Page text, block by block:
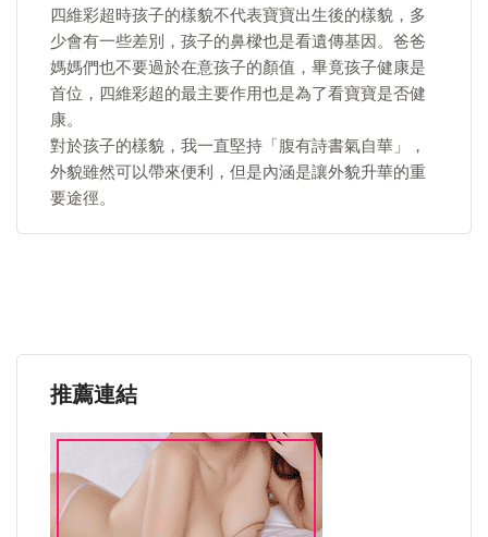
四維彩超時孩子的樣貌不代表寶寶出生後的樣貌，多
少會有一些差別，孩子的鼻樑也是看遺傳基因。爸爸
媽媽們也不要過於在意孩子的顏值，畢竟孩子健康是
首位，四維彩超的最主要作用也是為了看寶寶是否健
康。
對於孩子的樣貌，我一直堅持「腹有詩書氣自華」，
外貌雖然可以帶來便利，但是內涵是讓外貌升華的重
要途徑。
推薦連結